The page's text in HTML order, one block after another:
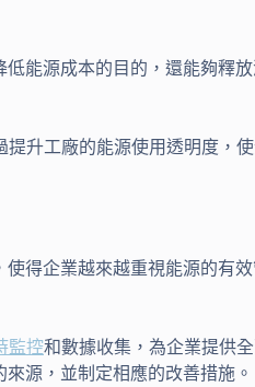
低能源成本的目的，還能夠釋
升工廠的能源使用透明度
得企業越來越重視能源的有
監控和數據收集，為企業提供
源，並制定相應的改善措施。